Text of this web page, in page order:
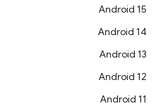
Android 15
Android 14
Android 13
Android 12
Android 11